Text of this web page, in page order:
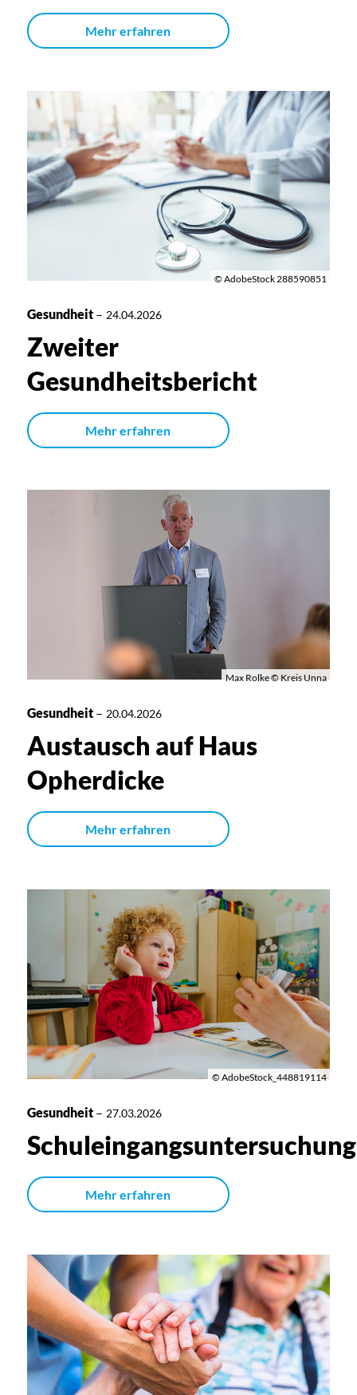
Mehr erfahren
© AdobeStock 288590851
Gesundheit– 24.04.2026
Zweiter
Gesundheitsbericht
Mehr erfahren
Max Rolke © Kreis Unna
Gesundheit– 20.04.2026
Austausch auf Haus
Opherdicke
Mehr erfahren
© AdobeStock_448819114
Gesundheit– 27.03.2026
Schuleingangsuntersuchung
Mehr erfahren